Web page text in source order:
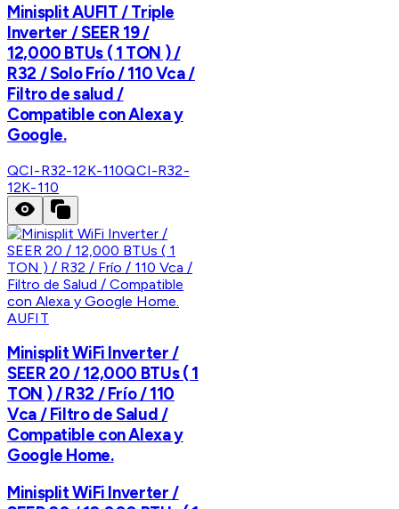
Minisplit AUFIT / Triple
Inverter / SEER 19 /
12,000 BTUs ( 1 TON ) /
R32 / Solo Frío / 110 Vca /
Filtro de salud /
Compatible con Alexa y
Google.
QCI-R32-12K-110QCI-R32-
12K-110
AUFIT
Minisplit WiFi Inverter /
SEER 20 / 12,000 BTUs ( 1
TON ) / R32 / Frío / 110
Vca / Filtro de Salud /
Compatible con Alexa y
Google Home.
Minisplit WiFi Inverter /